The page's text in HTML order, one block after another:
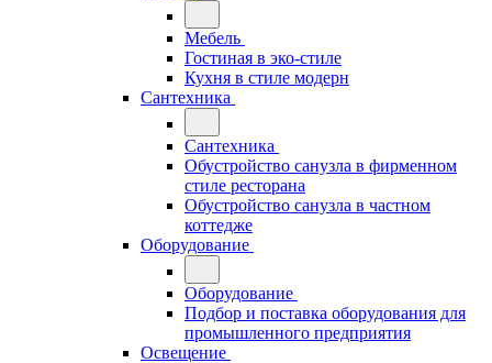
Мебель
Гостиная в эко-стиле
Кухня в стиле модерн
Сантехника
Сантехника
Обустройство санузла в фирменном
стиле ресторана
Обустройство санузла в частном
коттедже
Оборудование
Оборудование
Подбор и поставка оборудования для
промышленного предприятия
Освещение